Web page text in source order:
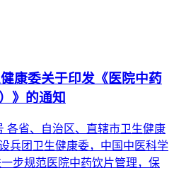
康委关于印发《医院中药
》的通知
各省、自治区、直辖市卫生健康
兵团卫生健康委，中国中医科学
步规范医院中药饮片管理，保